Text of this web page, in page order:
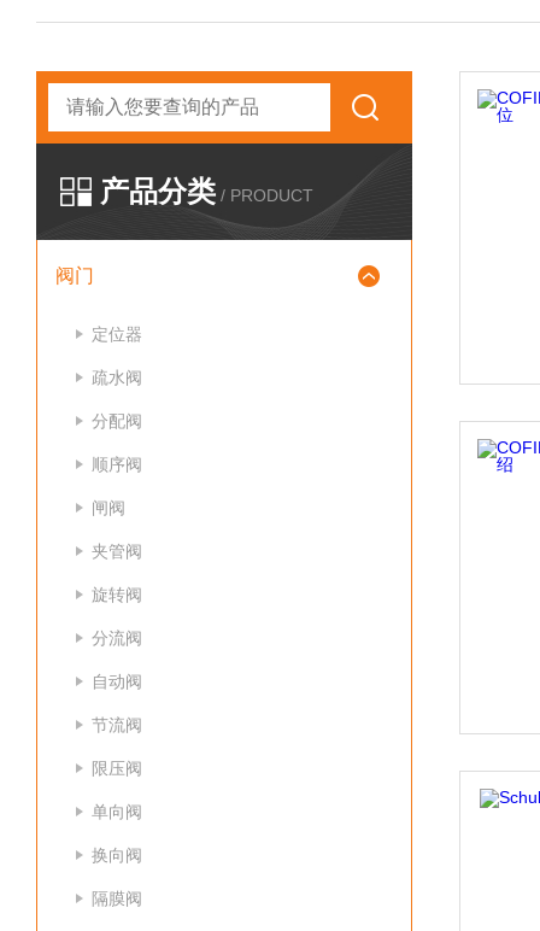
产品分类 / PRODUCT
阀门
定位器
疏水阀
分配阀
顺序阀
闸阀
夹管阀
旋转阀
分流阀
自动阀
节流阀
限压阀
单向阀
换向阀
隔膜阀